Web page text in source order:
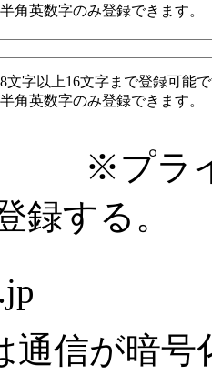
半角英数字のみ登録できます。
8文字以上16文字まで登録可能
半角英数字のみ登録できます。
バシー
録する。
通信が暗